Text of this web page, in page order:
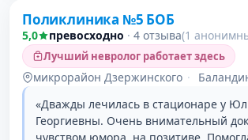
Поликлиника №5 БОБ
5,0 превосходно · 4 отзыва(1
Лучший невролог работает здесь
микрорайон Дзержинского ·
«Дважды лечилась в стационаре у
Георгиевны. Очень внимательный